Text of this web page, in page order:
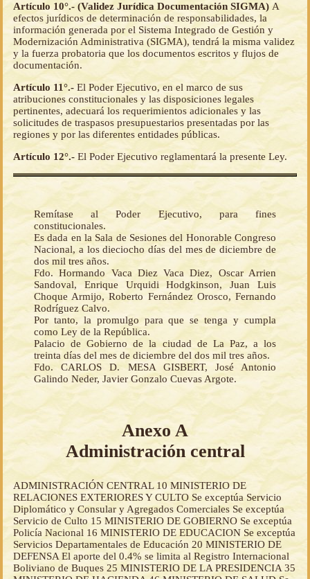
Artículo 10°.- (Validez Jurídica Documentación SIGMA) A
efectos jurídicos de determinación de responsabilidades, la
información generada por el Sistema Integrado de Gestión y
Modernización Administrativa (SIGMA), tendrá la misma validez
y la fuerza probatoria que los documentos escritos y flujos de
documentación.
Artículo 11°.- El Poder Ejecutivo, en el marco de sus
atribuciones constitucionales y las disposiciones legales
pertinentes, adecuará los requerimientos adicionales y las
solicitudes de traspasos presupuestarios presentadas por las
regiones y por las diferentes entidades públicas.
Artículo 12°.- El Poder Ejecutivo reglamentará la presente Ley.
Remítase al Poder Ejecutivo, para fines
constitucionales.
Es dada en la Sala de Sesiones del Honorable Congreso
Nacional, a los dieciocho días del mes de diciembre de
dos mil tres años.
Fdo. Hormando Vaca Diez Vaca Diez, Oscar Arrien
Sandoval, Enrique Urquidi Hodgkinson, Juan Luis
Choque Armijo, Roberto Fernández Orosco, Fernando
Rodríguez Calvo.
Por tanto, la promulgo para que se tenga y cumpla
como Ley de la República.
Palacio de Gobierno de la ciudad de La Paz, a los
treinta días del mes de diciembre del dos mil tres años.
Fdo. CARLOS D. MESA GISBERT, José Antonio
Galindo Neder, Javier Gonzalo Cuevas Argote.
Anexo A
Administración central
ADMINISTRACIÓN CENTRAL 10 MINISTERIO DE
RELACIONES EXTERIORES Y CULTO Se exceptúa Servicio
Diplomático y Consular y Agregados Comerciales Se exceptúa
Servicio de Culto 15 MINISTERIO DE GOBIERNO Se exceptúa
Policía Nacional 16 MINISTERIO DE EDUCACION Se exceptúa
Servicios Departamentales de Educación 20 MINISTERIO DE
DEFENSA El aporte del 0.4% se limita al Registro Internacional
Boliviano de Buques 25 MINISTERIO DE LA PRESIDENCIA 35